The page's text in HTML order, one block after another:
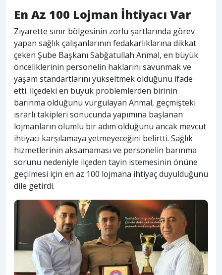
En Az 100 Lojman İhtiyacı Var
Ziyarette sınır bölgesinin zorlu şartlarında görev
yapan sağlık çalışanlarının fedakarlıklarına dikkat
çeken Şube Başkanı Sabğatullah Anmal, en büyük
önceliklerinin personelin haklarını savunmak ve
yaşam standartlarını yükseltmek olduğunu ifade
etti. İlçedeki en büyük problemlerden birinin
barınma olduğunu vurgulayan Anmal, geçmişteki
ısrarlı takipleri sonucunda yapımına başlanan
lojmanların olumlu bir adım olduğunu ancak mevcut
ihtiyacı karşılamaya yetmeyeceğini belirtti. Sağlık
hizmetlerinin aksamaması ve personelin barınma
sorunu nedeniyle ilçeden tayin istemesinin önüne
geçilmesi için en az 100 lojmana ihtiyaç duyulduğunu
dile getirdi.